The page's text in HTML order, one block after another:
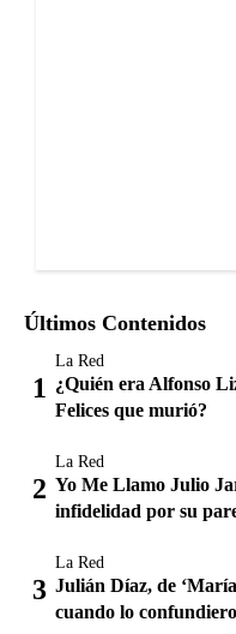
Últimos Contenidos
La Red
¿Quién era Alfonso
Felices que murió?
La Red
Yo Me Llamo Julio
infidelidad por su
La Red
Julián Díaz, de
cuando lo